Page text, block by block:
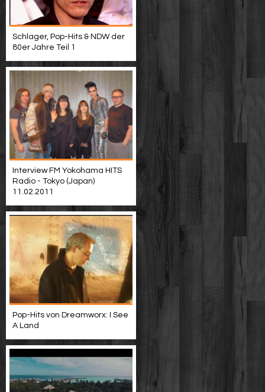
Schlager, Pop-Hits & NDW der
80er Jahre Teil 1
Interview FM Yokohama HITS
Radio - Tokyo (Japan)
11.02.2011
Pop-Hits von Dreamworx: I See
A Land